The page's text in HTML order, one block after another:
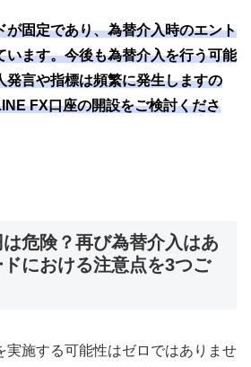
が固定であり、為替介入時のエント
います。今後も為替介入を行う可能
発言や指標は頻繁に発生しますの
FX口座の開設をご検討くださ
危険？再び為替介入はあ
における注意点を3つご
実施する可能性はゼロではありませ